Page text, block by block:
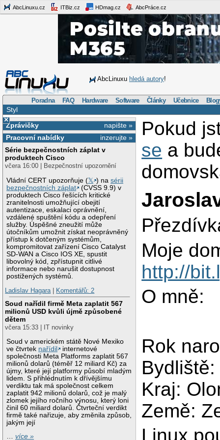
AbcLinuxu.cz ITBiz.cz HDmag.cz AbcPráce.cz
AbcLinuxu hledá autory!
Poradna FAQ Hardware Software Články Učebnice
Styl
×
napište »
Zprávičky
inzerujte »
Pracovní nabídky
Série bezpečnostních záplat v
produktech Cisco
včera 16:00 | Bezpečnostní upozornění
Vládní CERT upozorňuje (𝕏 ) nasérii
bezpečnostních záplat
(CVSS 9.9) v
produktech Cisco řešících kritické
zranitelnosti umožňující obejití
autentizace, eskalaci oprávnění,
vzdálené spuštění kódu a odepření
služby. Úspěšné zneužití může
útočníkům umožnit získat neoprávněný
přístup k dotčeným systémům,
kompromitovat zařízení Cisco Catalyst
SD-WAN a Cisco IOS XE, spustit
libovolný kód, zpřístupnit citlivé
informace nebo narušit dostupnost
postižených systémů.
Ladislav Hagara| Komentářů: 2
Soud nařídil firmě Meta zaplatit 567
milionů USD kvůli újmě způsobené
dětem
včera 15:33 | IT novinky
Soud v americkém státě Nové Mexiko
ve čtvrtek nařídil
internetové
společnosti Meta Platforms zaplatit 567
milionů dolarů (téměř 12 miliard Kč) za
újmy, které její platformy působí mladým
lidem. S přihlédnutím k dřívějšímu
verdiktu tak má společnost celkem
zaplatit 942 milionů dolarů, což je malý
zlomek jejího ročního výnosu, který loni
činil 60 miliard dolarů. Čtvrteční verdikt
firmě také nařizuje, aby změnila způsob,
jakým její
…více »
Pokud
se a
Moje
http://
O mně:
Rok
Kraj:
Země:
Linux